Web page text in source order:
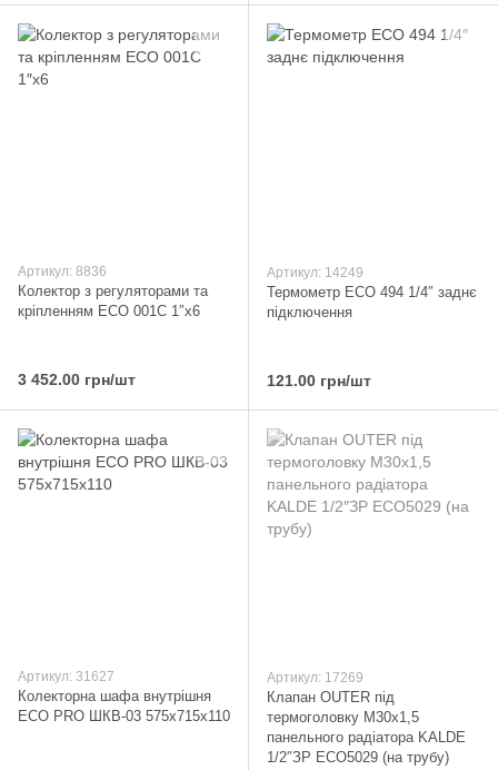
Артикул: 8836
Колектор з регуляторами та
кріпленням ECO 001С 1″x6
3 452.00 грн/шт
Артикул: 14249
Термометр ECO 494 1/4″ заднє
підключення
121.00 грн/шт
Артикул: 31627
Колекторна шафа внутрішня
ЕСО PRO ШКВ-03 575x715x110
Артикул: 17269
Клапан OUTER під
термоголовку М30x1,5
панельного радіатора KALDE
1/2″ЗР ECO5029 (на трубу)